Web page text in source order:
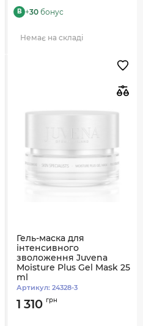
B +30 бонус
Немає на складі
Гель-маска для
інтенсивного
зволоження Juvena
Moisture Plus Gel Mask 25
ml
Артикул: 24328-3
1 310 грн